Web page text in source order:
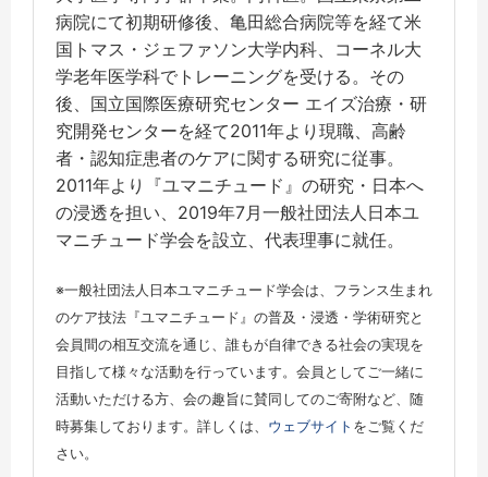
病院にて初期研修後、亀田総合病院等を経て米
国トマス・ジェファソン大学内科、コーネル大
学老年医学科でトレーニングを受ける。その
後、国立国際医療研究センター エイズ治療・研
究開発センターを経て2011年より現職、高齢
者・認知症患者のケアに関する研究に従事。
2011年より『ユマニチュード』の研究・日本へ
の浸透を担い、2019年7月一般社団法人日本ユ
マニチュード学会を設立、代表理事に就任。
※一般社団法人日本ユマニチュード学会は、フランス生まれ
のケア技法『ユマニチュード』の普及・浸透・学術研究と
会員間の相互交流を通じ、誰もが自律できる社会の実現を
目指して様々な活動を行っています。会員としてご一緒に
活動いただける方、会の趣旨に賛同してのご寄附など、随
時募集しております。詳しくは、 ウェブサイト をご覧くだ
さい。